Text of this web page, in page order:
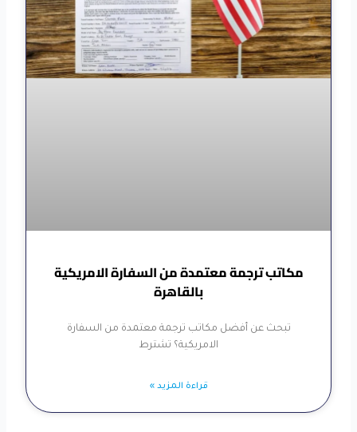
مكاتب ترجمة معتمدة من السفارة الامريكية
بالقاهرة
تبحث عن أفضل مكاتب ترجمة معتمدة من السفارة
الامريكية؟ تشترط
قراءة المزيد »